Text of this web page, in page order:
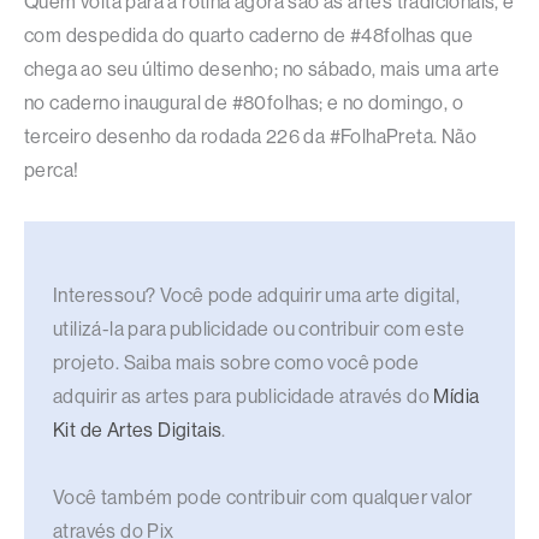
com despedida do quarto caderno de #48folhas que
chega ao seu último desenho; no sábado, mais uma arte
no caderno inaugural de #80folhas; e no domingo, o
terceiro desenho da rodada 226 da #FolhaPreta. Não
perca!
Interessou? Você pode adquirir uma arte digital,
utilizá-la para publicidade ou contribuir com este
projeto. Saiba mais sobre como você pode
adquirir as artes para publicidade através do Mídia
Kit de Artes Digitais.
Você também pode contribuir com qualquer valor
através do Pix